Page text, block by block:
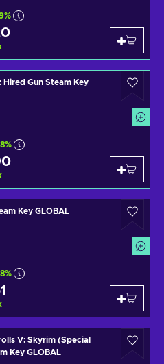
Hired Gun Steam Key
Key GLOBAL
V: Skyrim (Special
Key GLOBAL